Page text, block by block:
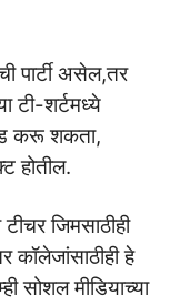
पार्टी असेल,तर
टी-शर्टमध्ये
करू शकता,
होतील.
जिमसाठीही
कॉलेजांसाठीही हे
सोशल मीडियाच्या